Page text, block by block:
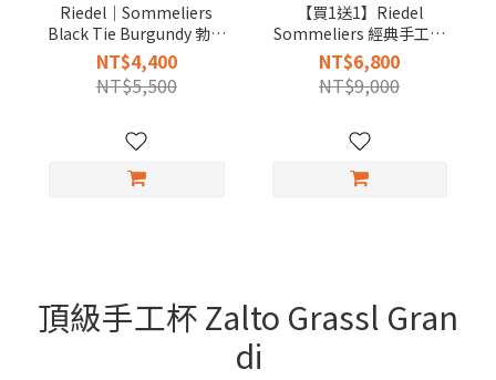
Riedel｜Sommeliers
Black Tie Burgundy 勃根
地黑梗手工紅酒杯
NT$4,400
NT$5,500
【買1送1】Riedel
Sommeliers 經典手工酒
杯 (請備註杯型)會員再特
惠
NT$6,800
NT$9,000
頂級手工杯 Zalto Grassl Gran
di